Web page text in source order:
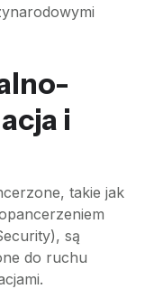
i
takie jak
są
do ruchu